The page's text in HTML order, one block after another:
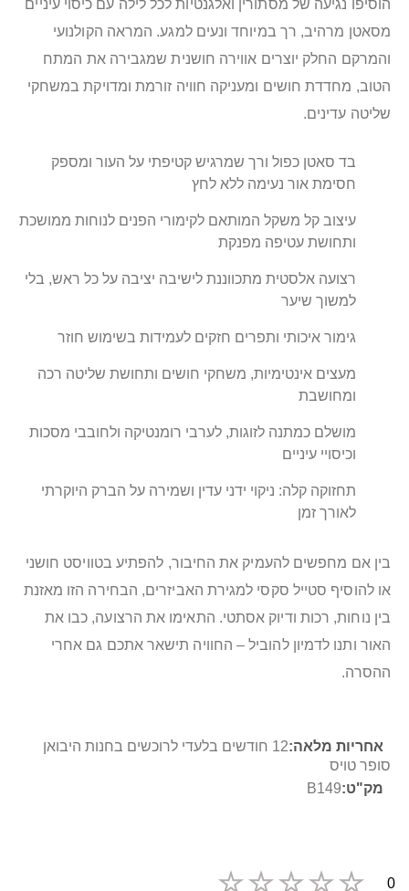
הוסיפו נגיעה של מסתורין ואלגנטיות לכל לילה עם כיסוי עיניים
מסאטן מרהיב, רך במיוחד ונעים למגע. המראה הקולנועי
והמרקם החלק יוצרים אווירה חושנית שמגבירה את המתח
הטוב, מחדדת חושים ומעניקה חוויה זורמת ומדויקת במשחקי
שליטה עדינים.
בד סאטן כפול ורך שמרגיש קטיפתי על העור ומספק
חסימת אור נעימה ללא לחץ
עיצוב קל משקל המותאם לקימורי הפנים לנוחות ממושכת
ותחושת עטיפה מפנקת
רצועה אלסטית מתכווננת לישיבה יציבה על כל ראש, בלי
למשוך שיער
גימור איכותי ותפרים חזקים לעמידות בשימוש חוזר
מעצים אינטימיות, משחקי חושים ותחושת שליטה רכה
ומחושבת
מושלם כמתנה לזוגות, לערבי רומנטיקה ולחובבי מסכות
וכיסויי עיניים
תחזוקה קלה: ניקוי ידני עדין ושמירה על הברק היוקרתי
לאורך זמן
בין אם מחפשים להעמיק את החיבור, להפתיע בטוויסט חושני
או להוסיף סטייל סקסי למגירת האביזרים, הבחירה הזו מאזנת
בין נוחות, רכות ודיוק אסתטי. התאימו את הרצועה, כבו את
האור ותנו לדמיון להוביל – החוויה תישאר אתכם גם אחרי
ההסרה.
מידע
נוסף
12 חודשים בלעדי לרוכשים בחנות היבואן
סופר טויס
B149
0